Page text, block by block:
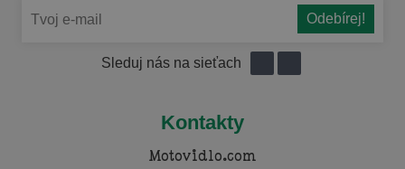
Sleduj nás na sieťach
Kontakty
Motovidlo.com